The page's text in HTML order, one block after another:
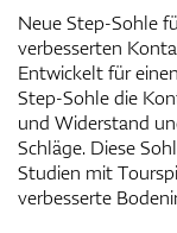
Neue Step-Sohle
verbesserten
Entwickelt für
Step-Sohle die
und Widerstand
Schläge. Diese
Studien mit
verbesserte